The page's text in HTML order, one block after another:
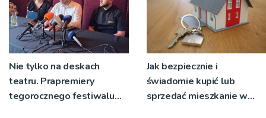
Nie tylko na deskach
teatru. Prapremiery
tegorocznego festiwalu
Jak bezpiecznie i
świadomie kupić lub
sprzedać mieszkanie w